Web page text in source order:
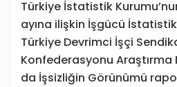
Türkiye İstatistik
ayına ilişkin İşgücü
Türkiye Devrimci İşçi
Konfederasyonu Araştırma
da İşsizliğin Görünümü